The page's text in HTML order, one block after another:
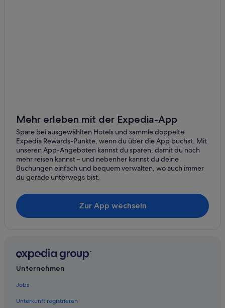
Pousadas in Bad Schandau
Günstige in Bad Schandau
4-Sterne-Hotels in Bad Schandau
Ski in Bad Schandau
Hotels mit WLAN in Bad Schandau
Haustierfreundliche in Bad Schandau
Strand in Bad Schandau
Pensionen in Bahnhof Krippen
Gasthöfe in Bad Schandau
Mehr erleben mit der Expedia-App
Spare bei ausgewählten Hotels und sammle doppelte
Expedia Rewards-Punkte, wenn du über die App buchst. Mit
unseren App-Angeboten kannst du sparen, damit du noch
mehr reisen kannst – und nebenher kannst du deine
Buchungen einfach und bequem verwalten, wo auch immer
du gerade unterwegs bist.
Zur App wechseln
Unternehmen
Jobs
Unterkunft registrieren